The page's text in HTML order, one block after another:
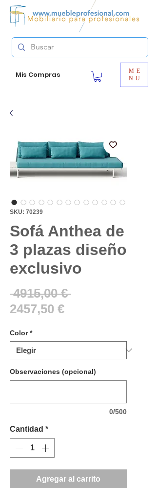
Mis Compras
ME
NU
SKU: 70239
Sofá Anthea de
3 plazas diseño
exclusivo
4915,00 € Precio
2457,50 €Precio
oferta
Color *
Observaciones (opcional)
0/500
Cantidad *
Agregar al carrito